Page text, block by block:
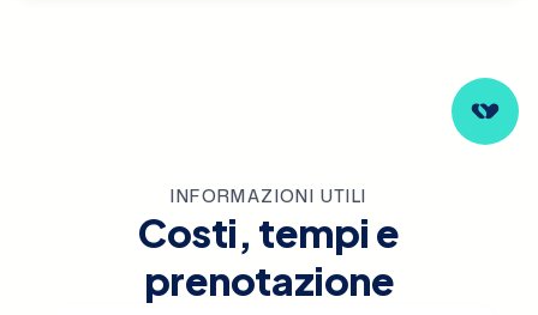
INFORMAZIONI UTILI
Costi, tempi e
prenotazione